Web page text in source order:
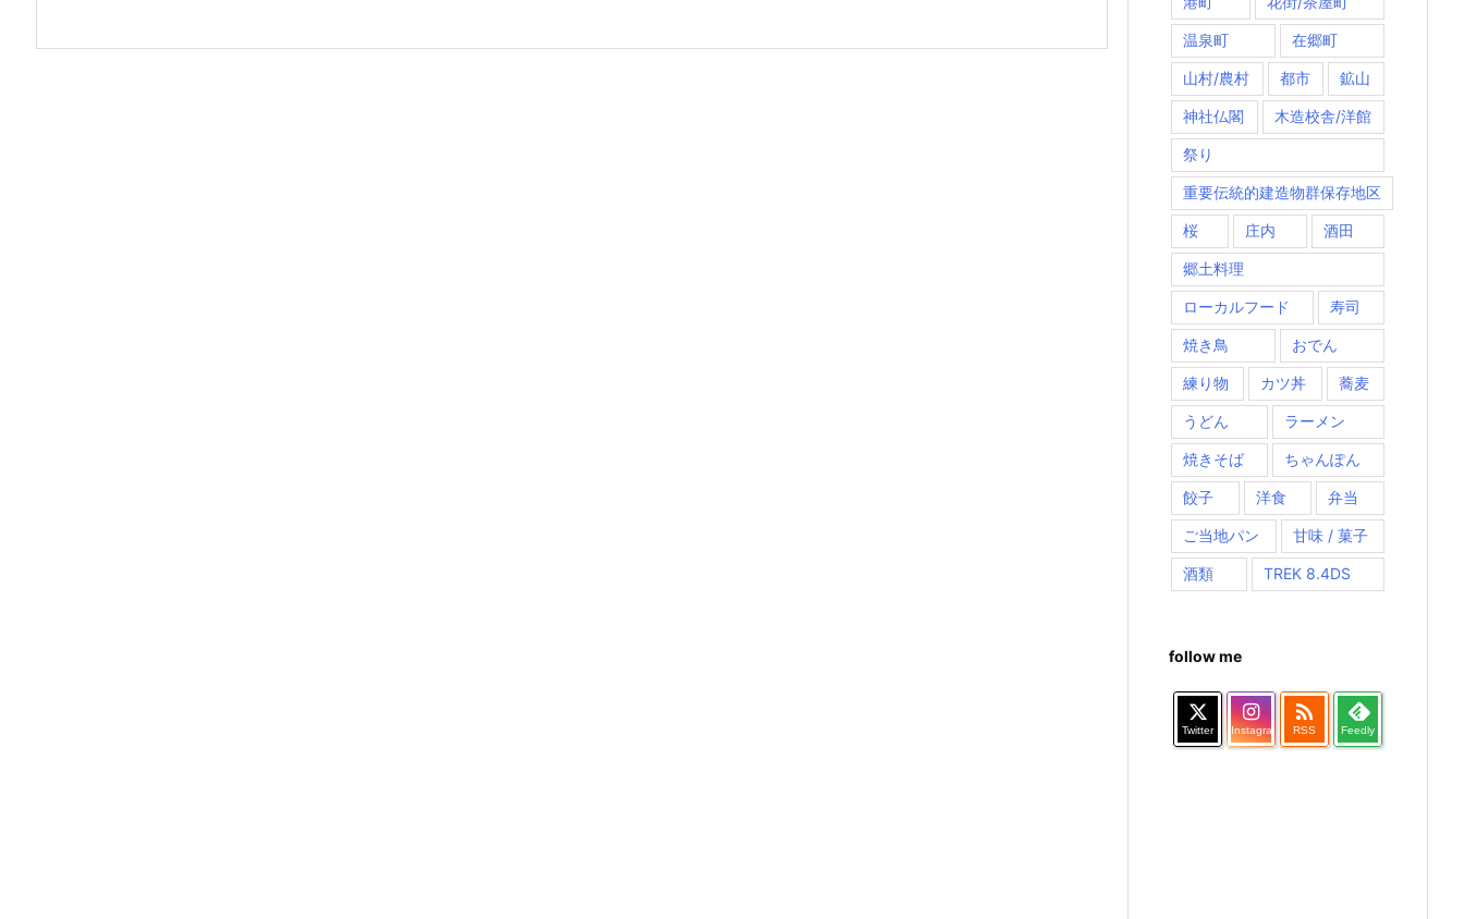
温泉町 在郷町
山村/農村 都市 鉱山
神社仏閣 木造校舎/洋館
祭り
重要伝統的建造物群保存地区
桜 庄内 酒田
郷土料理
ローカルフード 寿司
焼き鳥 おでん
練り物 カツ丼 蕎麦
うどん ラーメン
焼きそば ちゃんぽん
餃子 洋食 弁当
ご当地パン 甘味 / 菓子
酒類 TREK 8.4DS
follow me
Twitter Instagram

RSS Feedly